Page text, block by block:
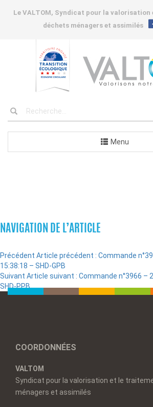
Le VALTOM, Syndicat pour la
déchets ménagers et assimilés
Menu
NAVIGATION DE L’ARTICLE
Précédent Article précédent : Commande
15:38:18 – SHD-GPB
Suivant Article suivant : Commande n°3966 –
SHD-PPB
COORDONNÉES
VALTOM
Syndicat pour la valorisation et le
ménagers et assimilés